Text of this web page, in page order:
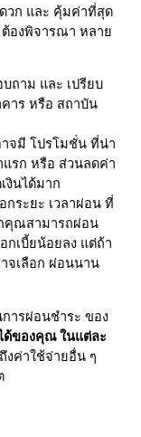
วก และ คุ้มค่าที่สุด
องพิจารณา หลาย
ถาม และ เปรียบ
าร หรือ สถาบัน
จมี โปรโมชั่น ที่น่า
แรก หรือ ส่วนลดค่า
นได้มาก
กระยะ เวลาผ่อน ที่
คุณสามารถผ่อน
กเบี้ยน้อยลง แต่ถ้า
จเลือก ผ่อนนาน
ารผ่อนชำระ ของ
ด้ของคุณ ในแต่ละ
ค่าใช้จ่ายอื่น ๆ